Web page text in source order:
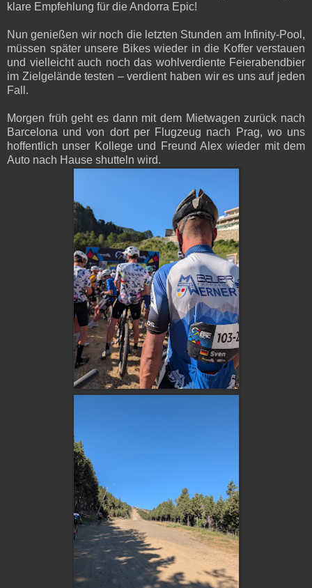
klare Empfehlung für die Andorra Epic!
Nun genießen wir noch die letzten Stunden am Infinity-Pool,
müssen später unsere Bikes wieder in die Koffer verstauen
und vielleicht auch noch das wohlverdiente Feierabendbier
im Zielgelände testen – verdient haben wir es uns auf jeden
Fall.
Morgen früh geht es dann mit dem Mietwagen zurück nach
Barcelona und von dort per Flugzeug nach Prag, wo uns
hoffentlich unser Kollege und Freund Alex wieder mit dem
Auto nach Hause shutteln wird.